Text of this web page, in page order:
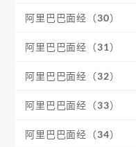
阿里巴巴面经（30）
阿里巴巴面经（31）
阿里巴巴面经（32）
阿里巴巴面经（33）
阿里巴巴面经（34）